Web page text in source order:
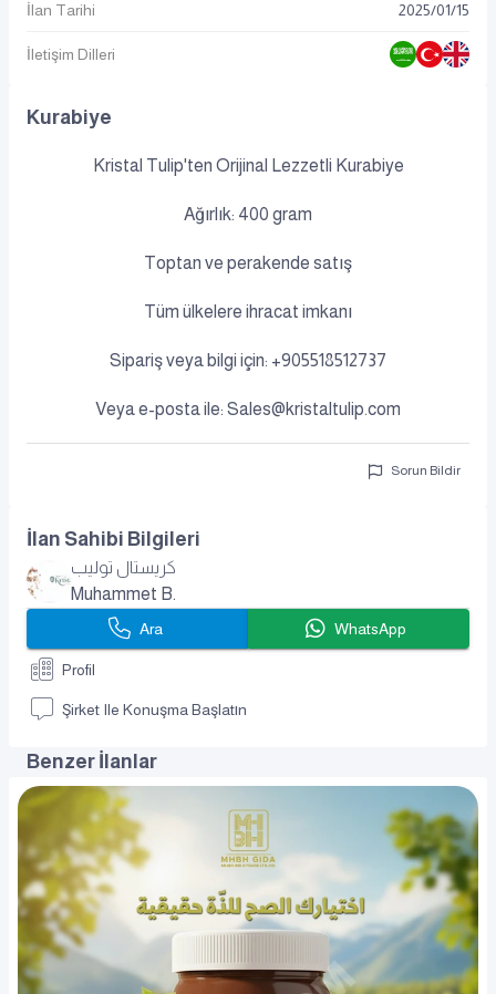
İlan Tarihi 2025/01/15
İletişim Dilleri
Kurabiye
Kristal Tulip'ten Orijinal Lezzetli Kurabiye
Ağırlık: 400 gram
Toptan ve perakende satış
Tüm ülkelere ihracat imkanı
Sipariş veya bilgi için: +905518512737
Veya e-posta ile: Sales@kristaltulip.com
Sorun Bildir
İlan Sahibi Bilgileri
كريستال توليب
Muhammet B.
Ara WhatsApp
Profil
Şirket Ile Konuşma Başlatın
Benzer İlanlar